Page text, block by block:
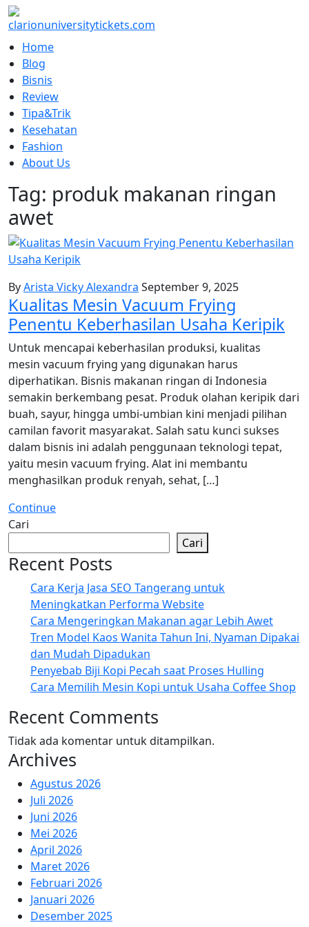
Skip
to
contentHome
Blog
Bisnis
Review
Tipa&Trik
Kesehatan
Fashion
About Us
Tag: produk makanan ringan
awet
ByArista Vicky Alexandra September 9, 2025
Kualitas Mesin Vacuum Frying
Penentu Keberhasilan Usaha Keripik
Untuk mencapai keberhasilan produksi, kualitas
mesin vacuum frying yang digunakan harus
diperhatikan. Bisnis makanan ringan di Indonesia
semakin berkembang pesat. Produk olahan keripik dari
buah, sayur, hingga umbi-umbian kini menjadi pilihan
camilan favorit masyarakat. Salah satu kunci sukses
dalam bisnis ini adalah penggunaan teknologi tepat,
yaitu mesin vacuum frying. Alat ini membantu
menghasilkan produk renyah, sehat, […]
Continue
Cari
Cari
Recent Posts
Cara Kerja Jasa SEO Tangerang untuk
Meningkatkan Performa Website
Cara Mengeringkan Makanan agar Lebih Awet
Tren Model Kaos Wanita Tahun Ini, Nyaman Dipakai
dan Mudah Dipadukan
Penyebab Biji Kopi Pecah saat Proses Hulling
Cara Memilih Mesin Kopi untuk Usaha Coffee Shop
Recent Comments
Tidak ada komentar untuk ditampilkan.
Archives
Agustus 2026
Juli 2026
Juni 2026
Mei 2026
April 2026
Maret 2026
Februari 2026
Januari 2026
Desember 2025